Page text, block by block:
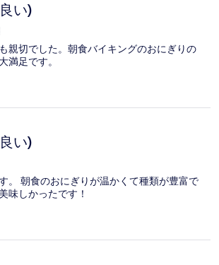
い)
親切でした。朝食バイキングのおにぎりの
満足です。
い)
。 朝食のおにぎりが温かくて種類が豊富で
味しかったです！